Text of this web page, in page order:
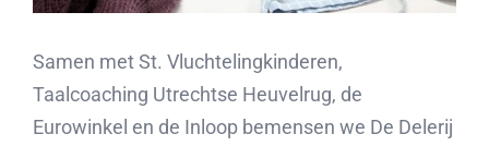
Samen met St. Vluchtelingkinderen,
Taalcoaching Utrechtse Heuvelrug, de
Eurowinkel en de Inloop bemensen we De Delerij